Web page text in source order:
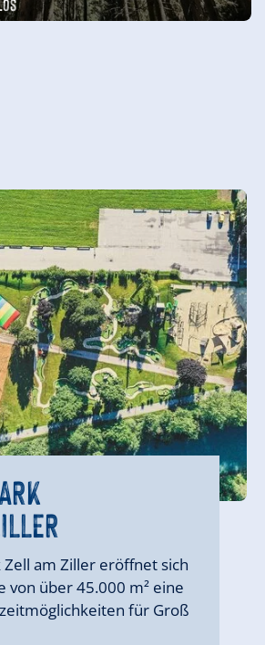
am Ziller eröffnet sich
von über 45.000 m² eine
für Groß
ZILLER